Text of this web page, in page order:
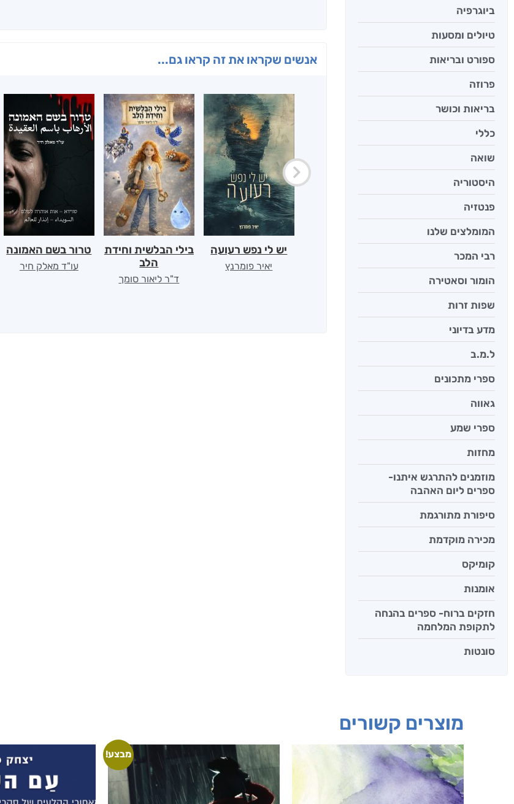
ביוגרפיה
טיולים ומסעות
ספורט ובריאות
פרוזה
בריאות וכושר
כללי
שואה
היסטוריה
פנטזיה
המומלצים שלנו
רבי המכר
הומור וסאטירה
שפות זרות
מדע בדיוני
ל.מ.ב
ספרי מתכונים
גאווה
ספרי שמע
מחזות
מוזמנים להתרגש איתנו-
ספרים ליום האהבה
סיפורת מתורגמת
מכירה מוקדמת
קומיקס
אומנות
חזקים ברוח- ספרים בהנחה
לתקופת המלחמה
סונטות
אנשים שקראו את זה קראו גם...
יש לי נפש רעועה
יאיר פומרנץ
בילי הבלשית וחידת
הלב
ד"ר ליאור סומך
טרור בשם האמונה
עו"ד מאלק חיר
מוצרים קשורים
מבצע!